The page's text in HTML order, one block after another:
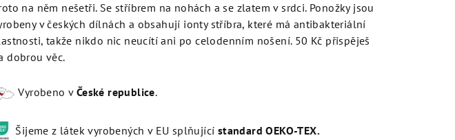
na něm nešetři. Se stříbrem na nohách a se zlatem v srdci. Ponožky jsou
v českých dílnách a obsahují ionty stříbra, které má antibakteriální
takže nikdo nic neucítí ani po celodenním nošení. 50 Kč přispěješ
dobrou věc.
Vyrobeno v České republice.
Šijeme z látek vyrobených v EU splňující standard OEKO-TEX.